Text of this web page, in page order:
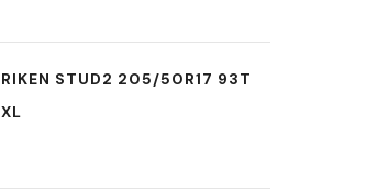
RIKEN STUD2 205/50R17 93T
XL